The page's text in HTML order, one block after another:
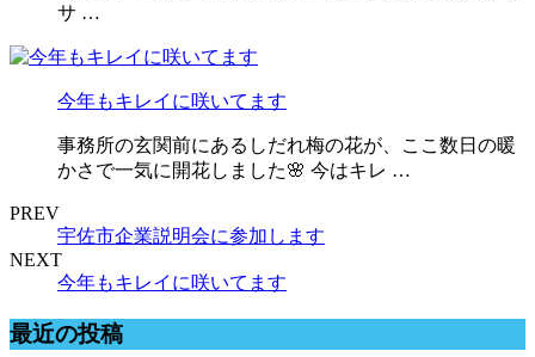
サ …
今年もキレイに咲いてます
事務所の玄関前にあるしだれ梅の花が、ここ数日の暖
かさで一気に開花しました🌸 今はキレ …
PREV
宇佐市企業説明会に参加します
NEXT
今年もキレイに咲いてます
最近の投稿